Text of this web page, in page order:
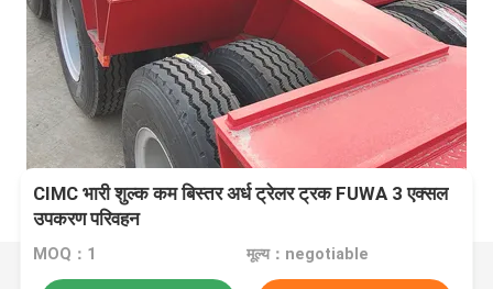
CIMC भारी शुल्क कम बिस्तर अर्ध ट्रेलर ट्रक FUWA 3 एक्सल
उपकरण परिवहन
MOQ：1 मूल्य：negotiable